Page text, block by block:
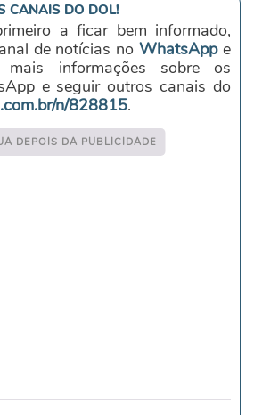
CANAIS DO DOL!
a ficar bem informado,
de notícias noWhatsAppe
informações sobre os
e seguir outros canais do
n/828815.